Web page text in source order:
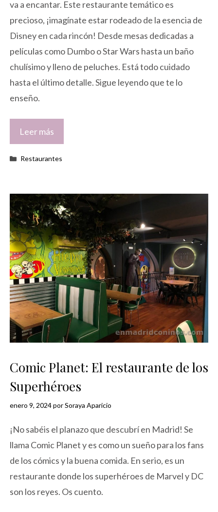
va a encantar. Este restaurante temático es
precioso, ¡imagínate estar rodeado de la esencia de
Disney en cada rincón! Desde mesas dedicadas a
películas como Dumbo o Star Wars hasta un baño
chulísimo y lleno de peluches. Está todo cuidado
hasta el último detalle. Sigue leyendo que te lo
enseño.
Leer más
Categorías
Restaurantes
Comic Planet: El restaurante de los
Superhéroes
enero 9, 2024porSoraya Aparicio
¡No sabéis el planazo que descubrí en Madrid! Se
llama Comic Planet y es como un sueño para los fans
de los cómics y la buena comida. En serio, es un
restaurante donde los superhéroes de Marvel y DC
son los reyes. Os cuento.